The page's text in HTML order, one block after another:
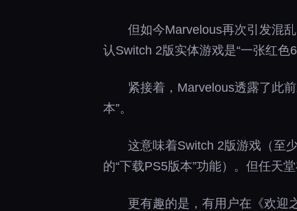
但如今Marvelous再次引发混
认Switch 2版实体游戏是“一张红色
紧接着，Marvelous透露了此
本”。
这意味着Switch 2版游戏（至
的“下载PS5版本”功能）。但任天
更有趣的是，有用户在《欢迎